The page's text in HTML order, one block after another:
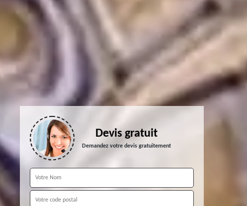
Devis gratuit
Demandez votre devis gratuitement